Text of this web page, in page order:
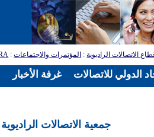
الاتصالات الراديوية: المؤتمرات والاجتماعات:
جمعية الاتصالات الراديوية 2007 (RA-07)
غرفة الأخبار الدولي للاتصالات